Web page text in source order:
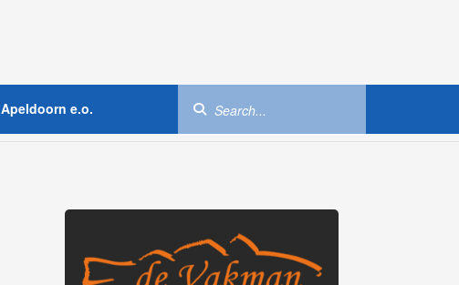
Apeldoorn e.o.